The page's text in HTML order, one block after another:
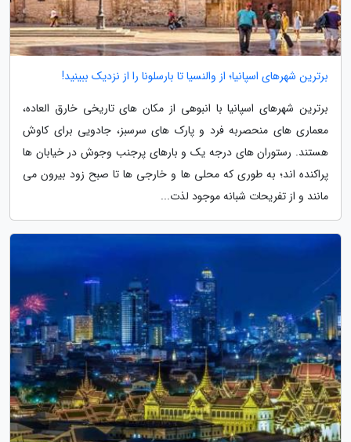
برترین شهرهای اسپانیا؛ از والنسیا تا بارسلونا را از نزدیک ببینید!
برترین شهرهای اسپانیا با انبوهی از مکان های تاریخی خارق العاده،
معماری های منحصربه فرد و پارک های سرسبز، جادویی برای کاوش
هستند. رستوران های درجه یک و بارهای پرجنب وجوش در خیابان ها
پراکنده اند؛ به طوری که محلی ها و خارجی ها تا صبح زود بیرون می
مانند و از تفریحات شبانه موجود لذت...